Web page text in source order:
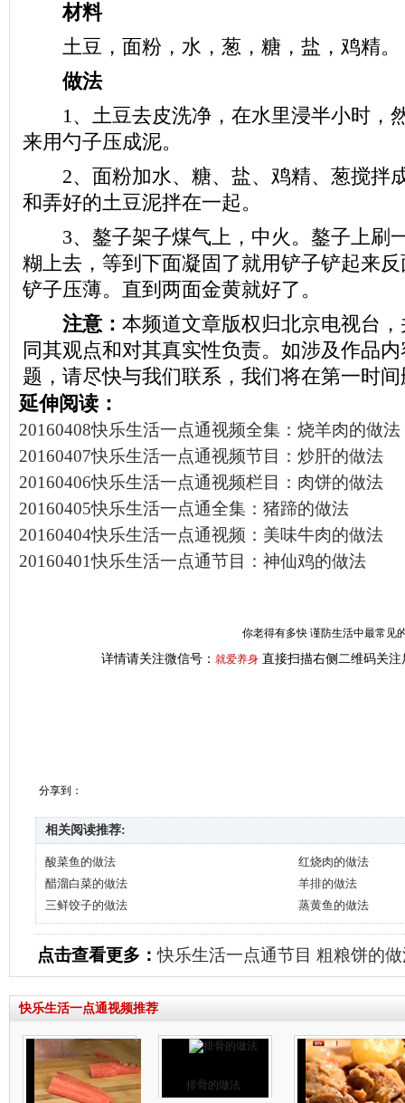
材料
土豆，面粉，水，葱，糖，盐，鸡精。
做法
1、土豆去皮洗净，在水里浸半小时，
来用勺子压成泥。
2、面粉加水、糖、盐、鸡精、葱搅拌
和弄好的土豆泥拌在一起。
3、鏊子架子煤气上，中火。鏊子上刷
糊上去，等到下面凝固了就用铲子铲起来
铲子压薄。直到两面金黄就好了。
注意： 本频道文章版权归北京电视台
同其观点和对其真实性负责。如涉及作品
题，请尽快与我们联系，我们将在第一时
延伸阅读：
20160408快乐生活一点通视频全集：烧羊肉的做法
20160407快乐生活一点通视频节目：炒肝的做法
20160406快乐生活一点通视频栏目：肉饼的做法
20160405快乐生活一点通全集：猪蹄的做法
20160404快乐生活一点通视频：美味牛肉的做法
20160401快乐生活一点通节目：神仙鸡的做法
你老得有多快 谨防生活中最常见
详情请关注微信号： 就爱养身 直接扫描右侧二维码关注
分享到：
相关阅读推荐:
酸菜鱼的做法
红烧肉的做法
醋溜白菜的做法
羊排的做法
三鲜饺子的做法
蒸黄鱼的做法
点击查看更多：快乐生活一点通节目 粗粮饼的
快乐生活一点通视频推荐
排骨的做法